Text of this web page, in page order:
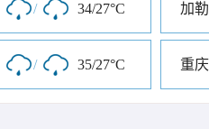
/ 34/27°C 加
/ 35/27°C